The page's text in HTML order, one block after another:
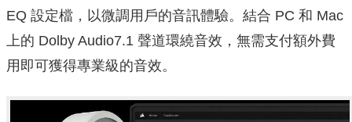
EQ 設定檔，以微調用戶的音訊體驗。結合 PC 和 Mac
上的 Dolby Audio7.1 聲道環繞音效，無需支付額外費
用即可獲得專業級的音效。